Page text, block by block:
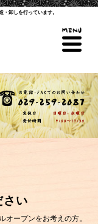
・卸しを行っています。
さい
ープンをお考えの方。